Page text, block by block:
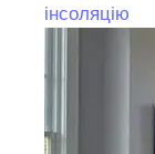
інсоляцію